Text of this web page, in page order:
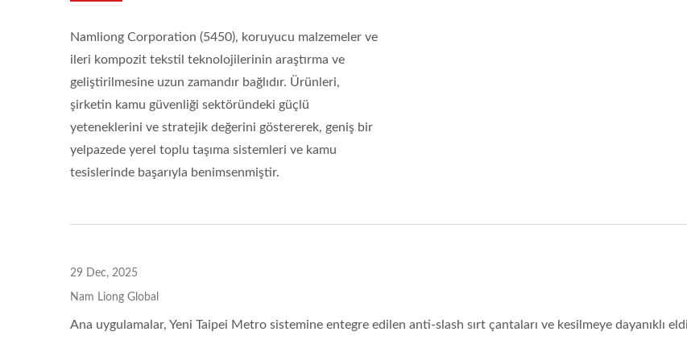
Namliong Corporation (5450), koruyucu malzemeler ve
ileri kompozit tekstil teknolojilerinin araştırma ve
geliştirilmesine uzun zamandır bağlıdır. Ürünleri,
şirketin kamu güvenliği sektöründeki güçlü
yeteneklerini ve stratejik değerini göstererek, geniş bir
yelpazede yerel toplu taşıma sistemleri ve kamu
tesislerinde başarıyla benimsenmiştir.
29 Dec, 2025
Nam Liong Global
Ana uygulamalar, Yeni Taipei Metro sistemine entegre edilen anti-slash sırt çantaları ve kesilmeye dayanıklı